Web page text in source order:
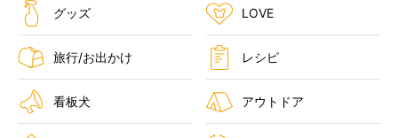
グッズ LOVE
旅行/お出かけ レシピ
看板犬 アウトドア